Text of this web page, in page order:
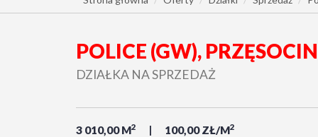
POLICE (GW), PRZĘSOCIN
DZIAŁKA NA SPRZEDAŻ
3 010,00 M2 100,00 ZŁ/M2